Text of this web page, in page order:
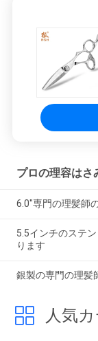
プロの理容はさ
6.0"専門の理髪師
5.5インチのステ
ります
銀製の専門の理髪
人気